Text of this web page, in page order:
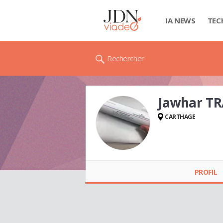
IA NEWS
Rechercher
Jawhar
CARTHAGE
PROFIL